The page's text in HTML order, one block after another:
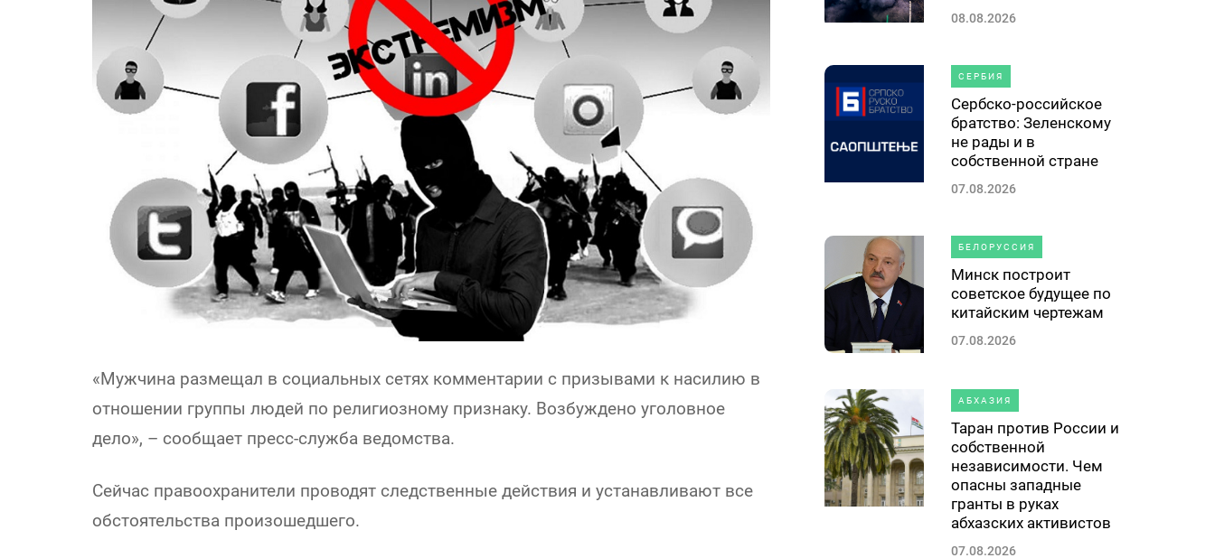
«Мужчина размещал в социальных сетях комментарии с призывами к насилию в
отношении группы людей по религиозному признаку. Возбуждено уголовное
дело», – сообщает пресс-служба ведомства.
Сейчас правоохранители проводят следственные действия и устанавливают все
обстоятельства произошедшего.
08.08.2026
СЕРБИЯ
Сербско-российское
братство: Зеленскому
не рады и в
собственной стране
07.08.2026
БЕЛОРУССИЯ
Минск построит
советское будущее по
китайским чертежам
07.08.2026
АБХАЗИЯ
Таран против России и
собственной
независимости. Чем
опасны западные
гранты в руках
абхазских активистов
07.08.2026